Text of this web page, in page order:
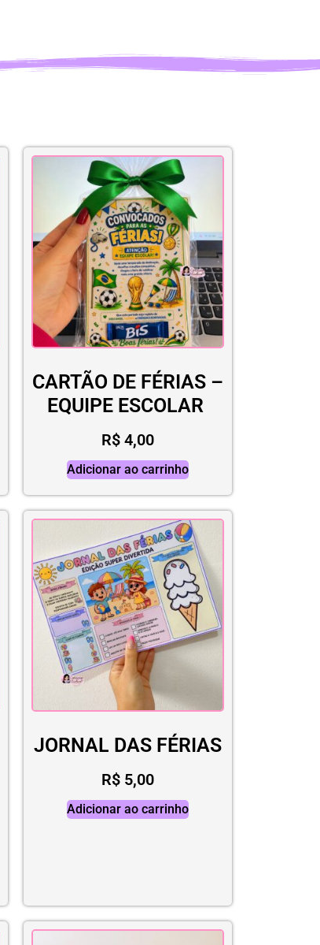
CARTÃO DE FÉRIAS –
EQUIPE ESCOLAR
R$ 4,00
Adicionar ao carrinho
JORNAL DAS FÉRIAS
R$ 5,00
Adicionar ao carrinho